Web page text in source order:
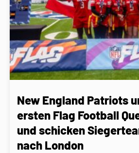
New England Patriots
ersten Flag Football
und schicken
nach London